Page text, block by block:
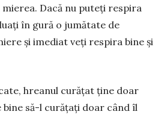
Dacă nu puteți res­pira
în gură o jumă­tate de
și imediat veți respira bine și
hrea­nul curățat ține doar
bine să-l cu­ră­țați doar când îl